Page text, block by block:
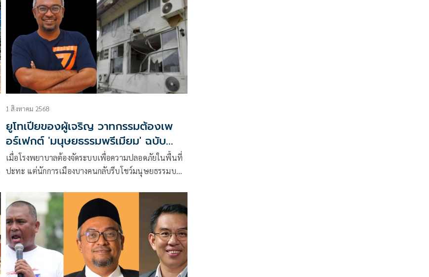
1 สิงหาคม 2568
ยูโทเปียของผู้เจริญ วาทกรรมต้องเพ
อร์เฟกต์ 'มนุษยธรรมพรีเมียม' ฉบับ
ก้าวหน้า
เมื่อโรงพยาบาลต้องจัดระบบเพื่อความปลอดภัยในพื้นที่
ปะทะ แต่นักการเมืองบางคนกลับรีบโชว์มนุษยธรรมบน